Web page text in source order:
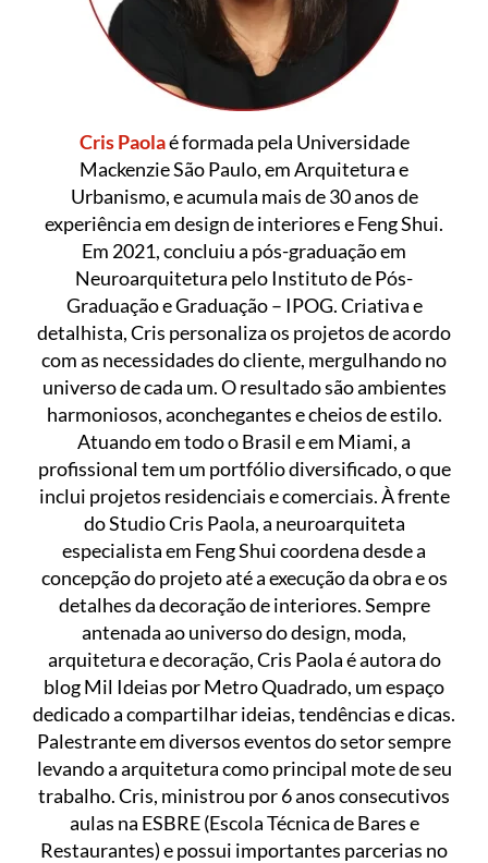
Cris Paolaé formada pela Universidade
Mackenzie São Paulo, em Arquitetura e
Urbanismo, e acumula mais de 30 anos de
experiência em design de interiores e Feng Shui.
Em 2021, concluiu a pós-graduação em
Neuroarquitetura pelo Instituto de Pós-
Graduação e Graduação – IPOG. Criativa e
detalhista, Cris personaliza os projetos de acordo
com as necessidades do cliente, mergulhando no
universo de cada um. O resultado são ambientes
harmoniosos, aconchegantes e cheios de estilo.
Atuando em todo o Brasil e em Miami, a
profissional tem um portfólio diversificado, o que
inclui projetos residenciais e comerciais. À frente
do Studio Cris Paola, a neuroarquiteta
especialista em Feng Shui coordena desde a
concepção do projeto até a execução da obra e os
detalhes da decoração de interiores. Sempre
antenada ao universo do design, moda,
arquitetura e decoração, Cris Paola é autora do
blog Mil Ideias por Metro Quadrado, um espaço
dedicado a compartilhar ideias, tendências e dicas.
Palestrante em diversos eventos do setor sempre
levando a arquitetura como principal mote de seu
trabalho. Cris, ministrou por 6 anos consecutivos
aulas na ESBRE (Escola Técnica de Bares e
Restaurantes) e possui importantes parcerias no